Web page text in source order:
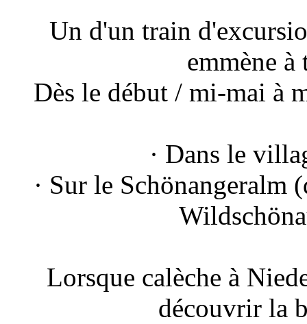
Un d'un train
emmène
Dès le début / mi-mai à
· Dans le
· Sur le Schönangeralm
Lorsque calèche à
découvrir la